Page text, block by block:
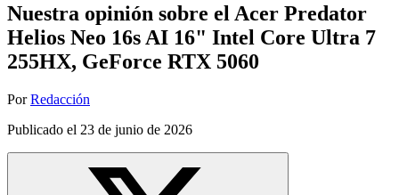
Nuestra opinión sobre el Acer Predator
Helios Neo 16s AI 16" Intel Core Ultra 7
255HX, GeForce RTX 5060
Por Redacción
Publicado el 23 de junio de 2026